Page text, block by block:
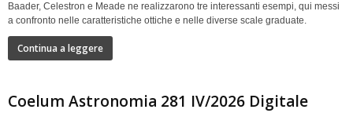
Baader, Celestron e Meade ne realizzarono tre interessanti esempi, qui messi
a confronto nelle caratteristiche ottiche e nelle diverse scale graduate.
Continua a leggere
Coelum Astronomia 281 IV/2026 Digitale